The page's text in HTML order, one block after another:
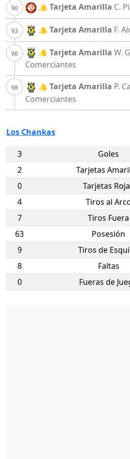
Tarjeta Amarilla C.
Tarjeta Amarilla F.
Tarjeta Amarilla W.
Comerciantes
Tarjeta Amarilla P.
Comerciantes
Los Chankas
3 Goles
2
Tarjetas
0
Tarjetas
4
Tiros al
7
Tiros Fuera
63
Posesión
9
Tiros de
8
Faltas
0
Fueras de